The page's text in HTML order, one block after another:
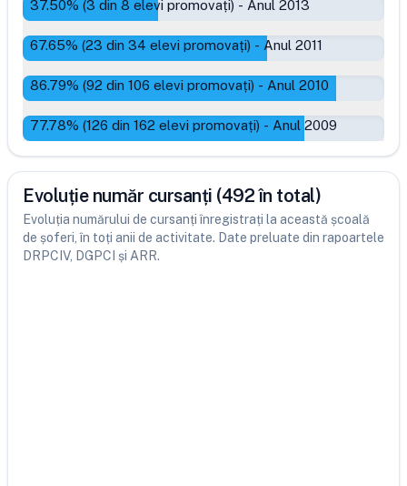
37.50% (3 din 8 elevi promovați) - Anul 2013
67.65% (23 din 34 elevi promovați) - Anul 2011
86.79% (92 din 106 elevi promovați) - Anul 2010
77.78% (126 din 162 elevi promovați) - Anul 2009
Evoluție număr cursanți (492 în total)
Evoluția numărului de cursanți înregistrați la această școală
de șoferi, în toți anii de activitate. Date preluate din rapoartele
DRPCIV, DGPCI și ARR.